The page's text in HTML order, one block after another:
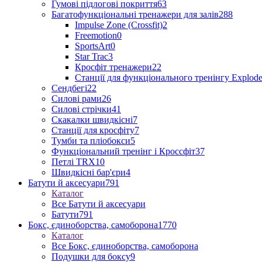
Гумові підлогові покриття63
Багатофункціональні тренажери для залів288
Impulse Zone (Crossfit)2
Freemotion0
SportsArt0
Star Trac3
Кросфіт тренажери22
Станції для функціонального тренінгу Explode
Сендбегі22
Силові рами26
Силові стрічки41
Скакалки швидкісні7
Станції для кросфіту7
Тумби та пліобокси5
Функціональний тренінг і Кроссфіт37
Петлі TRX10
Швидкісні бар'єри4
Батути й аксесуари791
Каталог
Все Батути й аксесуари
Батути791
Бокс, єдиноборства, самоборона1770
Каталог
Все Бокс, єдиноборства, самоборона
Подушки для боксу9